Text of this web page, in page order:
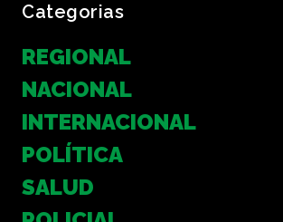
Categorias
REGIONAL
NACIONAL
INTERNACIONAL
POLÍTICA
SALUD